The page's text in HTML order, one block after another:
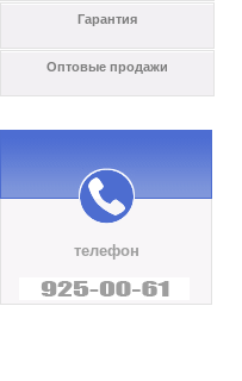
Гарантия
Оптовые продажи
телефон